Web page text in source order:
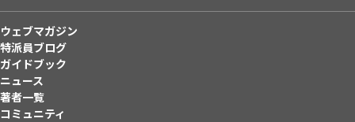
ウェブマガジン
特派員ブログ
ガイドブック
ニュース
著者一覧
コミュニティ